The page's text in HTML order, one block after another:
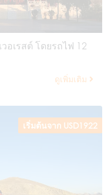
อเรสต์ โดยรถไฟ 12
ดูเพิ่มเติม
เริ่มต้นจาก USD1922